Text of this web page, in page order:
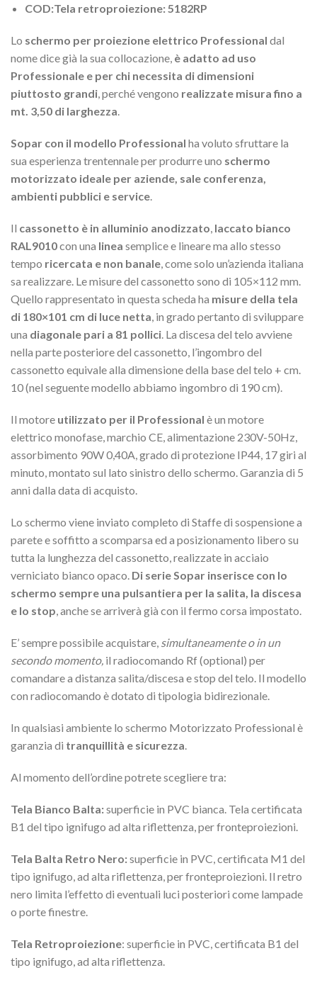
COD:Tela retroproiezione: 5182RP
Lo schermo per proiezione elettrico Professional dal
nome dice già la sua collocazione, è adatto ad uso
Professionale e per chi necessita di dimensioni
piuttosto grandi , perché vengono realizzate misura fino a
mt. 3,50 di larghezza
Sopar con il modello Professional ha voluto sfruttare la
sua esperienza trentennale per produrre uno schermo
motorizzato ideale per aziende, sale conferenza,
ambienti pubblici e service
Il cassonetto è in alluminio anodizzato laccato bianco
RAL9010con una linea semplice e lineare ma allo stesso
tempo ricercata e non banale , come solo un’azienda italiana
sa realizzare. Le misure del cassonetto sono di 105×112 mm.
Quello rappresentato in questa scheda ha misure della tela
di 180×101 cm di luce netta , in grado pertanto di sviluppare
una diagonale pari a 81 pollici . La discesa del telo avviene
nella parte posteriore del cassonetto, l’ingombro del
cassonetto equivale alla dimensione della base del telo + cm.
10 (nel seguente modello abbiamo ingombro di 190 cm).
Il motore utilizzato per il Professional è un motore
elettrico monofase, marchio CE, alimentazione 230V-50Hz,
assorbimento 90W 0,40A, grado di protezione IP44, 17 giri al
minuto, montato sul lato sinistro dello schermo. Garanzia di 5
anni dalla data di acquisto.
Lo schermo viene inviato completo di Staffe di sospensione a
parete e soffitto a scomparsa ed a posizionamento libero su
tutta la lunghezza del cassonetto, realizzate in acciaio
verniciato bianco opaco. Di serie Sopar inserisce con lo
schermo sempre una pulsantiera per la salita, la discesa
e lo stop , anche se arriverà già con il fermo corsa impostato.
E’ sempre possibile acquistare, simultaneamente o in un
secondo momento, il radiocomando Rf (optional) per
comandare a distanza salita/discesa e stop del telo. Il modello
con radiocomando è dotato di tipologia bidirezionale.
In qualsiasi ambiente lo schermo Motorizzato Professional è
garanzia di tranquillità e sicurezza
Al momento dell’ordine potrete scegliere tra:
Tela Bianco Balta:superficie in PVC bianca. Tela certificata
B1 del tipo ignifugo ad alta riflettenza, per fronteproiezioni.
Tela Balta Retro Nero:superficie in PVC, certificata M1 del
tipo ignifugo, ad alta riflettenza, per fronteproiezioni. Il retro
nero limita l’effetto di eventuali luci posteriori come lampade
o porte finestre.
Tela Retroproiezione: superficie in PVC, certificata B1 del
tipo ignifugo, ad alta riflettenza.